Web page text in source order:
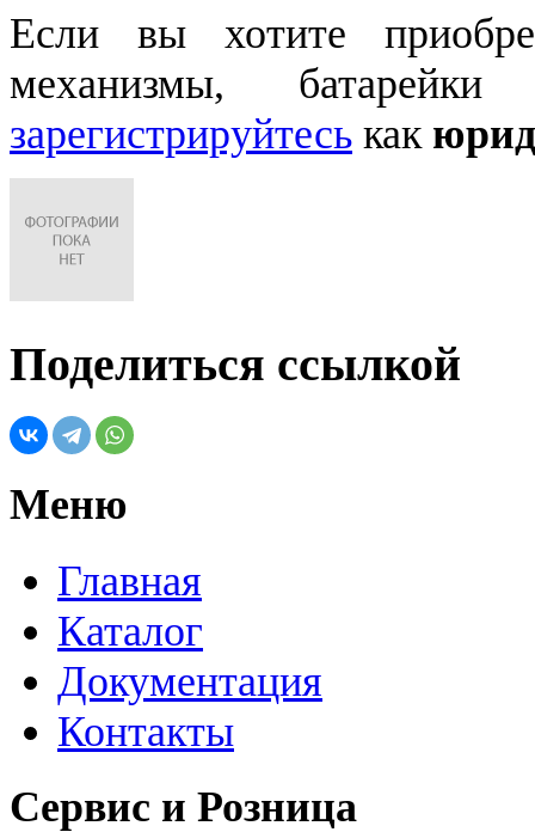
Если вы хотите
механизмы,
зарегистрируйтесь как
Поделиться ссылкой
Меню
Главная
Каталог
Документация
Контакты
Сервис и Розница